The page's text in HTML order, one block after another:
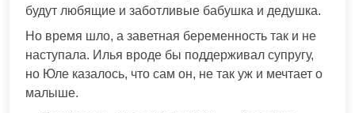
будут любящие и заботливые бабушка и дедушка.
Но время шло, а заветная беременность так и не
наступала. Илья вроде бы поддерживал супругу,
но Юле казалось, что сам он, не так уж и мечтает о
малыше.